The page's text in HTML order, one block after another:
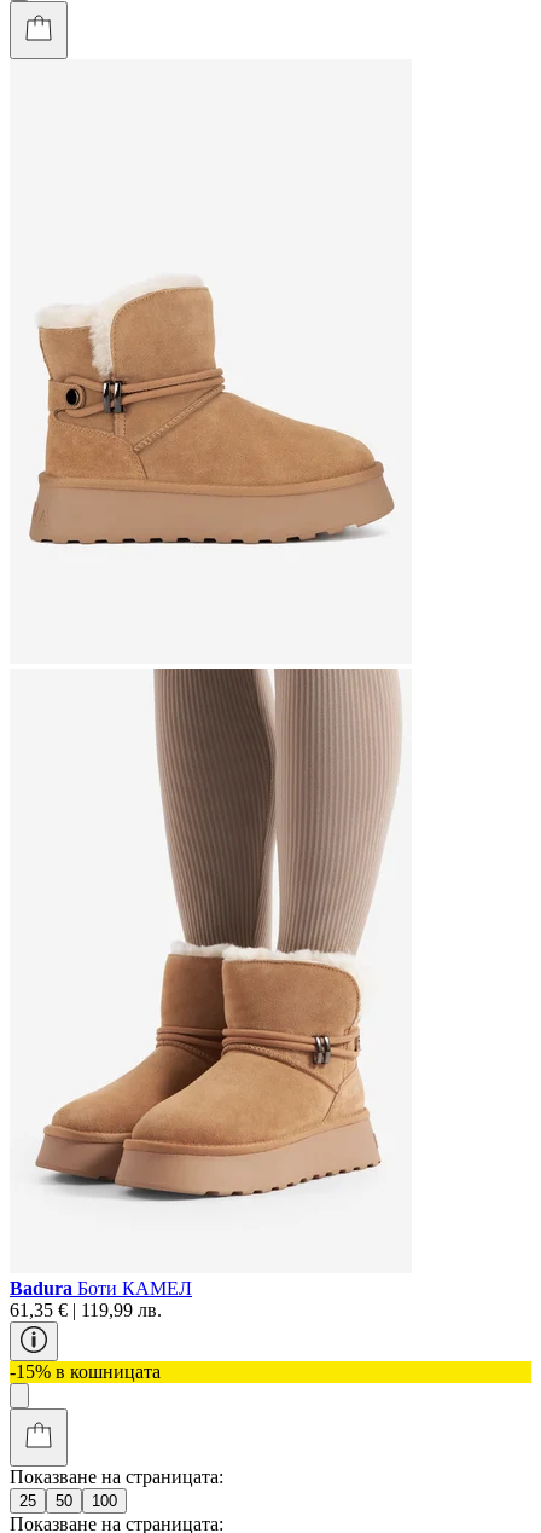
Badura Боти КАМЕЛ
61,35 € | 119,99 лв.
-15% в кошницата
Показване на страницата:
25 50 100
Показване на страницата: